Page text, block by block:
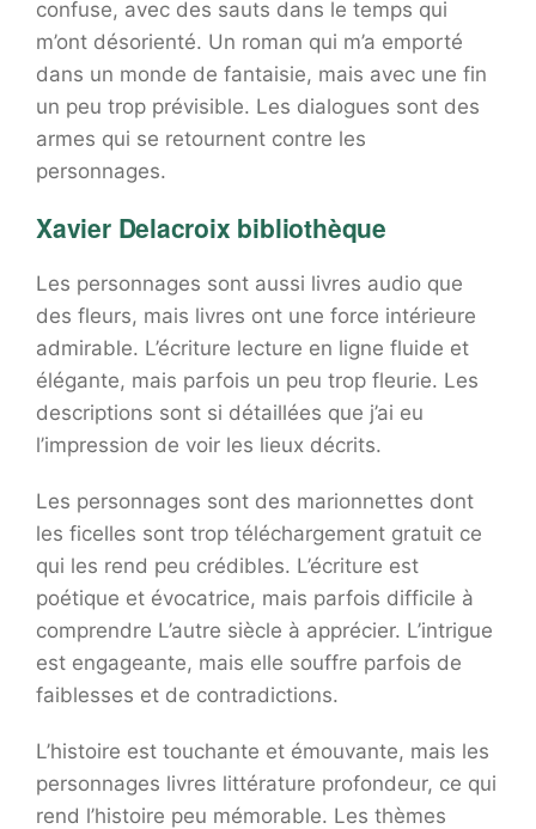
confuse, avec des sauts dans le temps qui
m’ont désorienté. Un roman qui m’a emporté
dans un monde de fantaisie, mais avec une fin
un peu trop prévisible. Les dialogues sont des
armes qui se retournent contre les
personnages.
Xavier Delacroix bibliothèque
Les personnages sont aussi livres audio que
des fleurs, mais livres ont une force intérieure
admirable. L’écriture lecture en ligne fluide et
élégante, mais parfois un peu trop fleurie. Les
descriptions sont si détaillées que j’ai eu
l’impression de voir les lieux décrits.
Les personnages sont des marionnettes dont
les ficelles sont trop téléchargement gratuit ce
qui les rend peu crédibles. L’écriture est
poétique et évocatrice, mais parfois difficile à
comprendre L’autre siècle à apprécier. L’intrigue
est engageante, mais elle souffre parfois de
faiblesses et de contradictions.
L’histoire est touchante et émouvante, mais les
personnages livres littérature profondeur, ce qui
rend l’histoire peu mémorable. Les thèmes